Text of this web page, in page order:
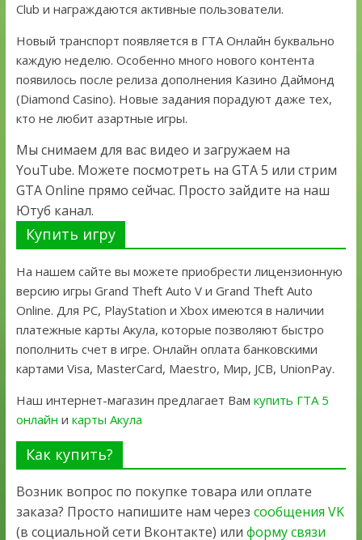
Club и награждаются активные пользователи.
Новый транспорт появляется в ГТА Онлайн буквально
каждую неделю. Особенно много нового контента
появилось после релиза дополнения Казино Даймонд
(Diamond Casino). Новые задания порадуют даже тех,
кто не любит азартные игры.
Мы снимаем для вас видео и загружаем на
YouTube. Можете посмотреть на GTA 5 или стрим
GTA Online прямо сейчас. Просто зайдите на наш
Ютуб канал.
Купить игру
На нашем сайте вы можете приобрести лицензионную
версию игры Grand Theft Auto V и Grand Theft Auto
Online. Для PC, PlayStation и Xbox имеются в наличии
платежные карты Акула, которые позволяют быстро
пополнить счет в игре. Онлайн оплата банковскими
картами Visa, MasterCard, Maestro, Мир, JCB, UnionPay.
Наш интернет-магазин предлагает Вам купить ГТА 5
онлайн и карты Акула
Как купить?
Возник вопрос по покупке товара или оплате
заказа? Просто напишите нам через сообщения VK
(в социальной сети Вконтакте) или форму связи